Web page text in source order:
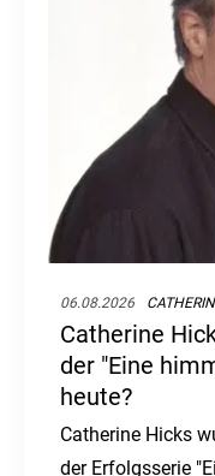
06.08.2026
Catherine
der "Eine
heute?
Catherine Hicks
der Erfolgsserie